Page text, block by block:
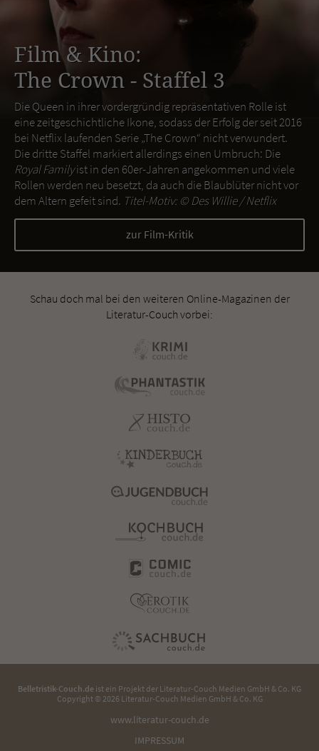
Film & Kino:
The Crown - Staffel 3
Die Queen in ihrer vordergründig repräsentativen Rolle ist
eine zeitgeschichtliche Ikone, sodass der Erfolg der seit 2016
bei Netflix laufenden Serie „The Crown“ nicht verwundert.
Die dritte Staffel markiert allerdings einen Umbruch: Die
Royal Familyist in den 60er-Jahren angekommen und viele
Rollen werden neu besetzt, da auch die Blaublüter nicht vor
dem Altern gefeit sind. Titel-Motiv: ©Des Willie / Netflix
zur Film-Kritik
Schau doch mal bei den weiteren Online-Magazinen der
Literatur-Couch vorbei:
Belletristik-Couch.de ist ein Projekt der Literatur-Couch Medien GmbH & Co. KG
Copyright © 2026 Literatur-Couch Medien GmbH & Co. KG
www.literatur-couch.de
IMPRESSUM